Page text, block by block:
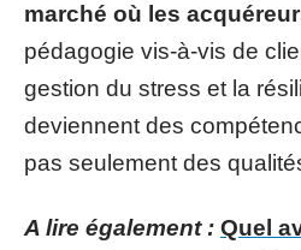
marché où les
pédagogie vis-à-vis de
gestion du stress et la
deviennent des
pas seulement des
A lire également : Quel